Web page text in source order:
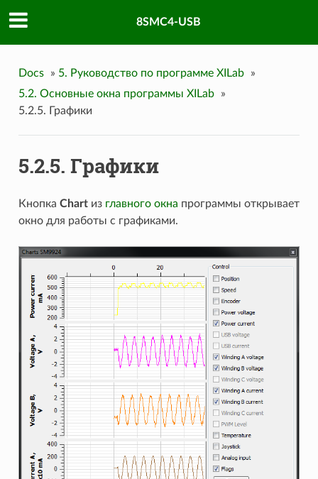
8SMC4-USB
Docs » 5. Руководство по программе XILab
»
5.2. Основные окна программы XILab
»
5.2.5. Графики
5.2.5. Графики
Кнопка Chartиз главного окна программы открывает
окно для работы с графиками.